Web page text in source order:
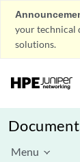
your technical
solutions.
Menu